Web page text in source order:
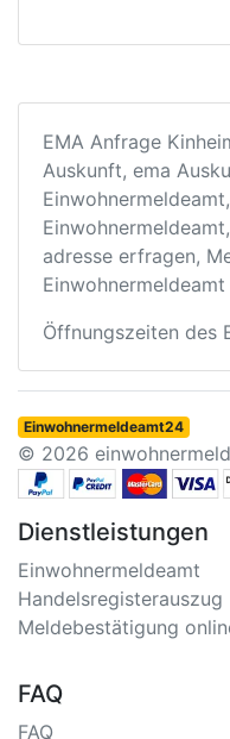
EMA Anfrage
Auskunft, ema
adresse erfragen,
Öffnungszeiten des
Einwohnermeldeamt24
© 2026
Dienstleistungen
Einwohnermeldeamt
Handelsregisterauszug
Meldebestätigung
FAQ
FAQ